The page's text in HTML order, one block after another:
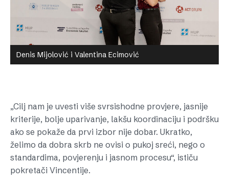
Denis Mijolović i Valentina Ecimović
„Cilj nam je uvesti više svrsishodne provjere, jasnije
kriterije, bolje uparivanje, lakšu koordinaciju i podršku
ako se pokaže da prvi izbor nije dobar. Ukratko,
želimo da dobra skrb ne ovisi o pukoj sreći, nego o
standardima, povjerenju i jasnom procesu“, ističu
pokretači Vincentije.